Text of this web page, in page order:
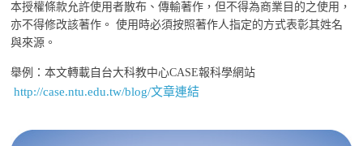
本授權條款允許使用者散布、傳輸著作，但不得為商業目的之使用，
亦不得修改該著作。 使用時必須按照著作人指定的方式表彰其姓名
與來源。
舉例：本文轉載自台大科教中心CASE報科學網站
http://case.ntu.edu.tw/blog/文章連結